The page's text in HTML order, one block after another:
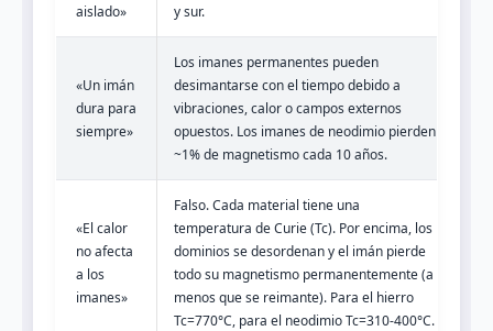
aislado»
y sur.
«Un imán
dura para
siempre»
Los imanes permanentes pueden
desimantarse con el tiempo debido a
vibraciones, calor o campos externos
opuestos. Los imanes de neodimio pierden
~1% de magnetismo cada 10 años.
«El calor
no afecta
a los
imanes»
Falso. Cada material tiene una
temperatura de Curie (Tc). Por encima, los
dominios se desordenan y el imán pierde
todo su magnetismo permanentemente (a
menos que se reimante). Para el hierro
Tc=770°C, para el neodimio Tc=310-400°C.